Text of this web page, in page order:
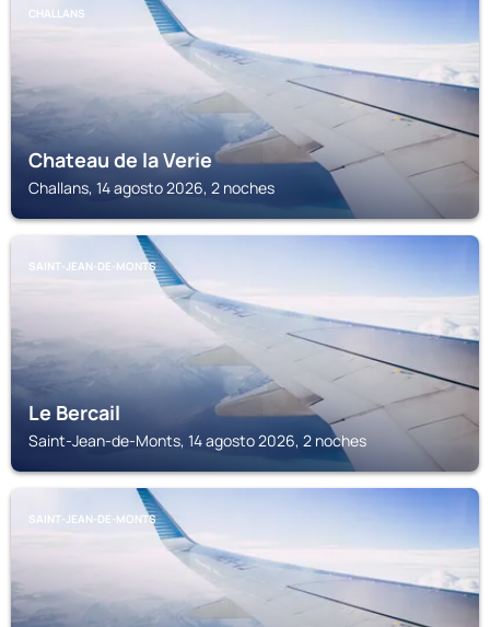
CHALLANS
Chateau de la Verie
Challans, 14 agosto 2026, 2 noches
SAINT-JEAN-DE-MONTS
Le Bercail
Saint-Jean-de-Monts, 14 agosto 2026, 2 noches
SAINT-JEAN-DE-MONTS